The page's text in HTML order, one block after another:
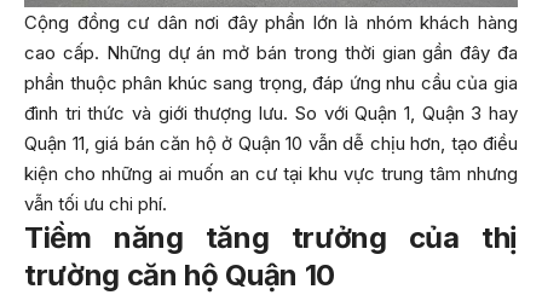
Cộng đồng cư dân nơi đây phần lớn là nhóm khách hàng
cao cấp. Những dự án mở bán trong thời gian gần đây đa
phần thuộc phân khúc sang trọng, đáp ứng nhu cầu của gia
đình tri thức và giới thượng lưu. So với Quận 1, Quận 3 hay
Quận 11, giá bán căn hộ ở Quận 10 vẫn dễ chịu hơn, tạo điều
kiện cho những ai muốn an cư tại khu vực trung tâm nhưng
vẫn tối ưu chi phí.
Tiềm năng tăng trưởng của thị
trường căn hộ Quận 10